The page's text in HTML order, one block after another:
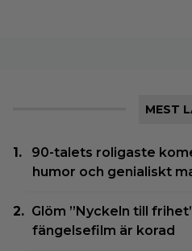
MEST
90-talets roligaste
humor och genialiskt
Glöm ”Nyckeln till
fängelsefilm är korad